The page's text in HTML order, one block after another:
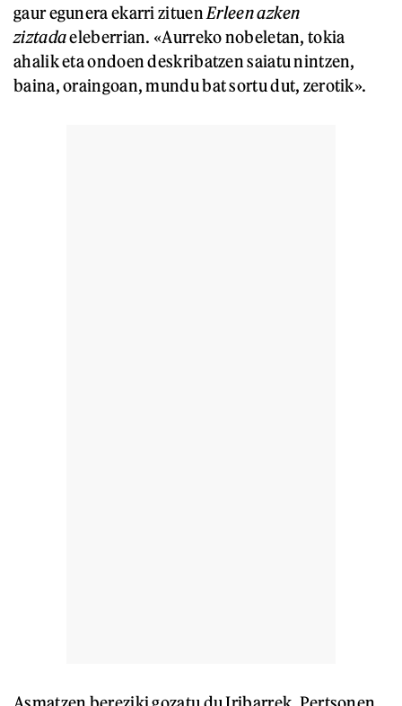
gaur egunera ekarri zituen Erleen azken
ziztadaeleberrian. «Aurreko nobeletan, tokia
ahalik eta ondoen deskribatzen saiatu nintzen,
baina, oraingoan, mundu bat sortu dut, zerotik».